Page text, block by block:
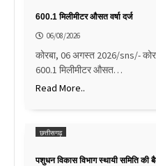
600.1 मिलीमीटर औसत वर्षा दर्ज
06/08/2026
कोरबा, 06 अगस्त 2026/sns/-
600.1 मिलीमीटर औसत…
Read More..
छत्तीसगढ़
पशुधन विकास विभाग स्थायी समिति